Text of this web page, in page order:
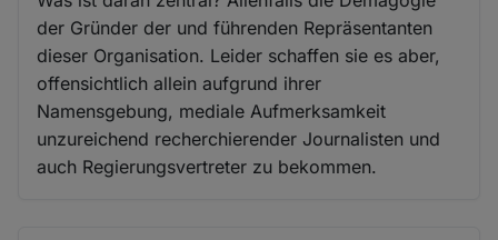
der Gründer der und führenden Repräsentanten
dieser Organisation. Leider schaffen sie es aber,
offensichtlich allein aufgrund ihrer
Namensgebung, mediale Aufmerksamkeit
unzureichend recherchierender Journalisten und
auch Regierungsvertreter zu bekommen.